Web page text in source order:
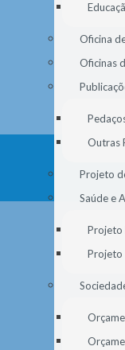
Oficina
Oficinas
Outras
Projeto
Saúde e
Projeto
Projeto